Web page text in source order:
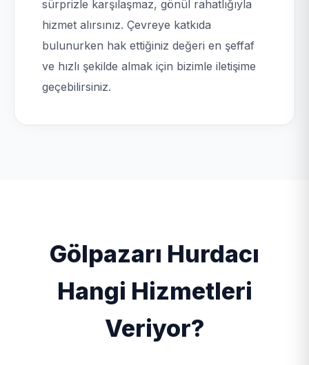
sürprizle karşılaşmaz, gönül rahatlığıyla
hizmet alırsınız. Çevreye katkıda
bulunurken hak ettiğiniz değeri en şeffaf
ve hızlı şekilde almak için bizimle iletişime
geçebilirsiniz.
Gölpazarı Hurdacı
Hangi Hizmetleri
Veriyor?